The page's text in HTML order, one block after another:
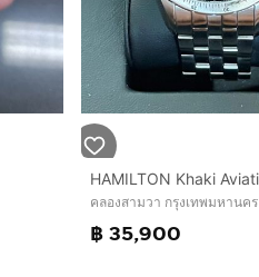
คลองสามวา กรุงเทพมหานคร
฿ 35,900